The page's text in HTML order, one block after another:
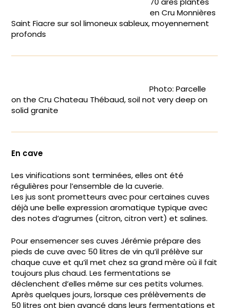
en Cru Monnières
Saint Fiacre sur sol limoneux sableux, moyennement
profonds
Photo: Parcelle
on the Cru Chateau Thébaud, soil not very deep on
solid granite
En cave
Les vinifications sont terminées, elles ont été
régulières pour l’ensemble de la cuverie.
Les jus sont prometteurs avec pour certaines cuves
déjà une belle expression aromatique typique avec
des notes d’agrumes (citron, citron vert) et salines.
Pour ensemencer ses cuves Jérémie prépare des
pieds de cuve avec 50 litres de vin qu’il prélève sur
chaque cuve et qu’il met chez sa grand mère où il fait
toujours plus chaud. Les fermentations se
déclenchent d’elles même sur ces petits volumes.
Après quelques jours, lorsque ces prélèvements de
50 litres ont bien avancé dans leurs fermentations et